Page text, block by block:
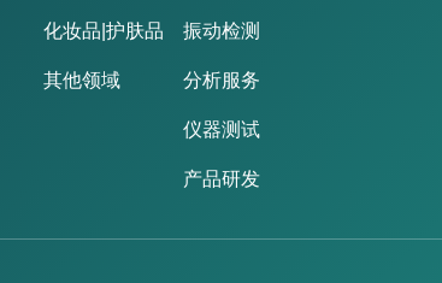
化妆品|护肤品
其他领域
振动检测
分析服务
仪器测试
产品研发